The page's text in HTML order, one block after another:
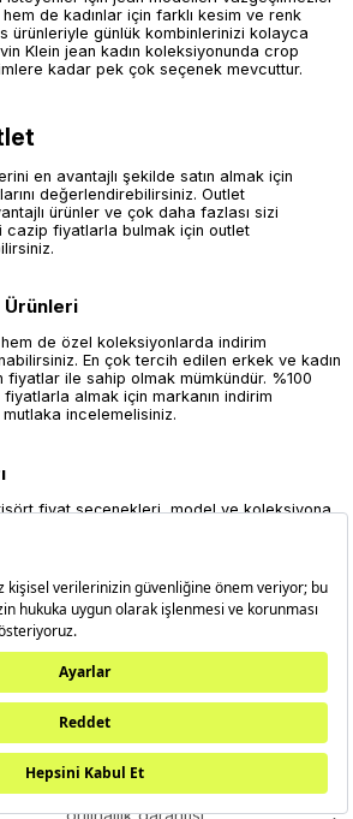
hem de kadınlar için farklı kesim ve renk
ürünleriyle günlük kombinlerinizi kolayca
Klein jean kadın koleksiyonunda crop
kadar pek çok seçenek mevcuttur.
en avantajlı şekilde satın almak için
değerlendirebilirsiniz. Outlet
ürünler ve çok daha fazlası sizi
cazip fiyatlarla bulmak için outlet
Ürünleri
de özel koleksiyonlarda indirim
En çok tercih edilen erkek ve kadın
ile sahip olmak mümkündür. %100
almak için markanın indirim
incelemelisiniz.
fiyat seçenekleri, model ve koleksiyona
indirim fırsatları sunulur. Orijinal kaliteyi en
güncel CK Türkiye fiyatları ve
olabilirsiniz.
ORİJİNAL ÜRÜNLER
Tüm ürünlerimizde %100
orijinallik garantisi
KREDİ